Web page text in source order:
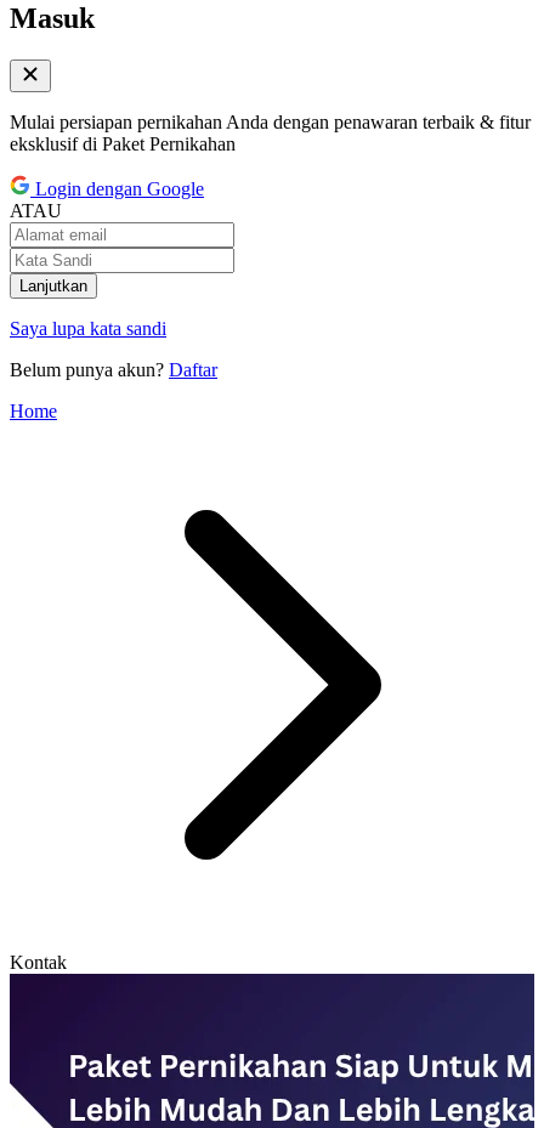
Masuk
Mulai persiapan pernikahan Anda dengan penawaran terbaik & fitur
eksklusif di Paket Pernikahan
Login dengan Google
ATAU
Lanjutkan
Saya lupa kata sandi
Belum punya akun? Daftar
Home
Kontak